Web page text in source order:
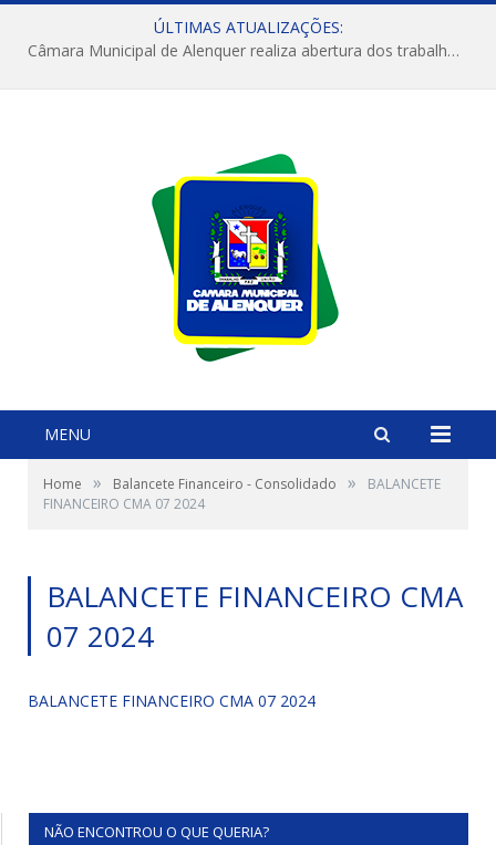
ÚLTIMAS ATUALIZAÇÕES:
Câmara Municipal de Alenquer realiza abertura dos trabalhos do 4º Período Legislativo
MENU
Home » Balancete Financeiro - Consolidado »
BALANCETE
FINANCEIRO CMA 07 2024
BALANCETE FINANCEIRO CMA
07 2024
BALANCETE FINANCEIRO CMA 07 2024
NÃO ENCONTROU O QUE QUERIA?